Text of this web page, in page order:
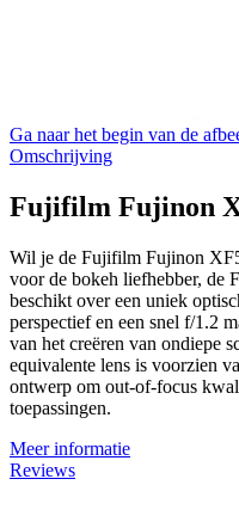
Ga naar het begin van de
Omschrijving
Fujifilm Fujinon
Wil je de Fujifilm Fujinon
voor de bokeh liefhebber,
beschikt over een uniek
perspectief en een snel f/1.2
van het creëren van ondiepe
equivalente lens is voorzien
ontwerp om out-of-focus
toepassingen.
Meer informatie
Reviews